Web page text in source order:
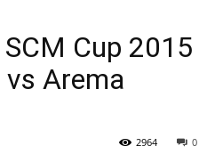
Cup 2015
vs Arema
0
2964